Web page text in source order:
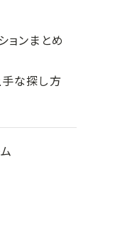
ョンまとめ
手な探し方